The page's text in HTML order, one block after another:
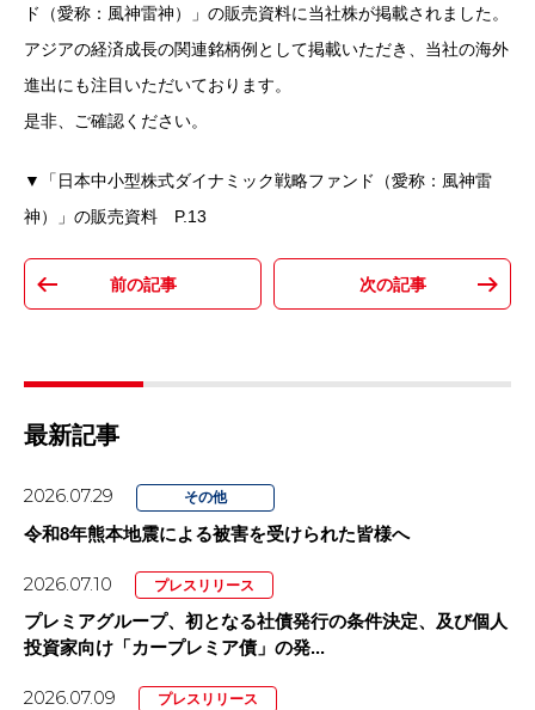
ド（愛称：風神雷神）」の販売資料に当社株が掲載されました。
アジアの経済成長の関連銘柄例として掲載いただき、当社の海外
進出にも注目いただいております。
是非、ご確認ください。
▼「日本中小型株式ダイナミック戦略ファンド（愛称：風神雷
神）」の販売資料 P.13
最新記事
2026.07.29 その他
令和8年熊本地震による被害を受けられた皆様へ
2026.07.10 プレスリリース
プレミアグループ、初となる社債発行の条件決定、及び個人
投資家向け「カープレミア債」の発...
2026.07.09 プレスリリース